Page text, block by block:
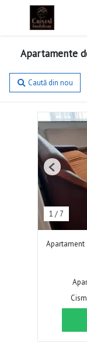
Apartamente
Caută din nou
1 / 7
Previous
Apartament